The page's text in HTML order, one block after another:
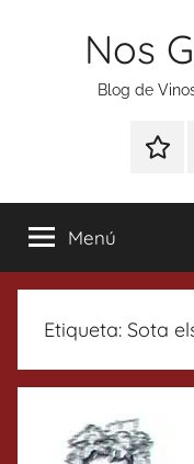
Nos
Blog de
Tonics
Menú
Etiqueta: Sota